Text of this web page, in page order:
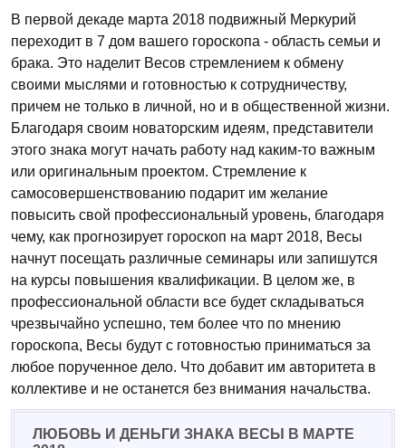
В первой декаде марта 2018 подвижный Меркурий
переходит в 7 дом вашего гороскопа - область семьи и
брака. Это наделит Весов стремлением к обмену
своими мыслями и готовностью к сотрудничеству,
причем не только в личной, но и в общественной жизни.
Благодаря своим новаторским идеям, представители
этого знака могут начать работу над каким-то важным
или оригинальным проектом. Стремление к
самосовершенствованию подарит им желание
повысить свой профессиональный уровень, благодаря
чему, как прогнозирует гороскоп на март 2018, Весы
начнут посещать различные семинары или запишутся
на курсы повышения квалификации. В целом же, в
профессиональной области все будет складываться
чрезвычайно успешно, тем более что по мнению
гороскопа, Весы будут с готовностью приниматься за
любое порученное дело. Что добавит им авторитета в
коллективе и не останется без внимания начальства.
ЛЮБОВЬ И ДЕНЬГИ ЗНАКА ВЕСЫ В МАРТЕ